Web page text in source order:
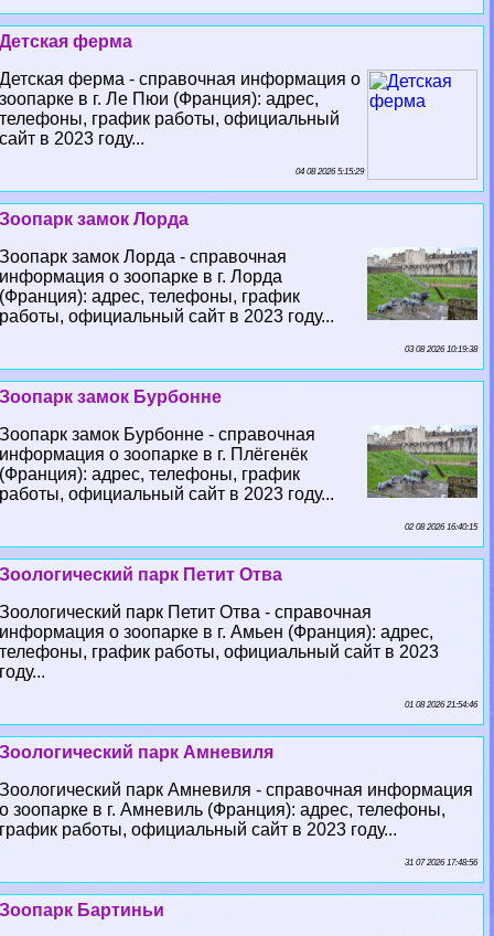
Детская ферма
Детская ферма - справочная информация о
зоопарке в г. Ле Пюи (Франция): адрес,
телефоны, график работы, официальный
сайт в 2023 году...
04 08 2026 5:15:29
Зоопарк замок Лорда
Зоопарк замок Лорда - справочная
информация о зоопарке в г. Лорда
(Франция): адрес, телефоны, график
работы, официальный сайт в 2023 году...
03 08 2026 10:19:38
Зоопарк замок Бурбонне
Зоопарк замок Бурбонне - справочная
информация о зоопарке в г. Плёгенёк
(Франция): адрес, телефоны, график
работы, официальный сайт в 2023 году...
02 08 2026 16:40:15
Зоологический парк Петит Отва
Зоологический парк Петит Отва - справочная
информация о зоопарке в г. Амьен (Франция): адрес,
телефоны, график работы, официальный сайт в 2023
году...
01 08 2026 21:54:46
Зоологический парк Амневиля
Зоологический парк Амневиля - справочная информация
о зоопарке в г. Амневиль (Франция): адрес, телефоны,
график работы, официальный сайт в 2023 году...
31 07 2026 17:48:56
Зоопарк Бартиньи